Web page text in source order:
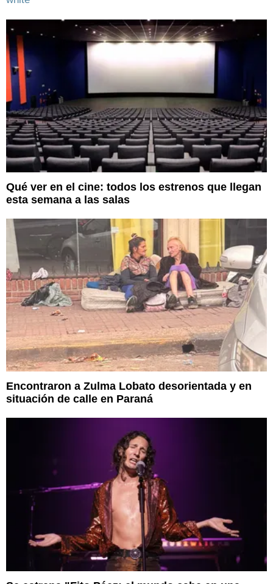
Qué ver en el cine: todos los estrenos que llegan
esta semana a las salas
Encontraron a Zulma Lobato desorientada y en
situación de calle en Paraná